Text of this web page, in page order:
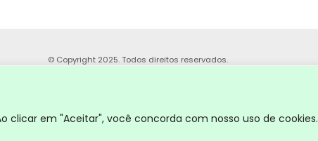
clicar em "Aceitar", você concorda com nosso uso de cookies.
© Copyright 2025. Todos direitos reservados.